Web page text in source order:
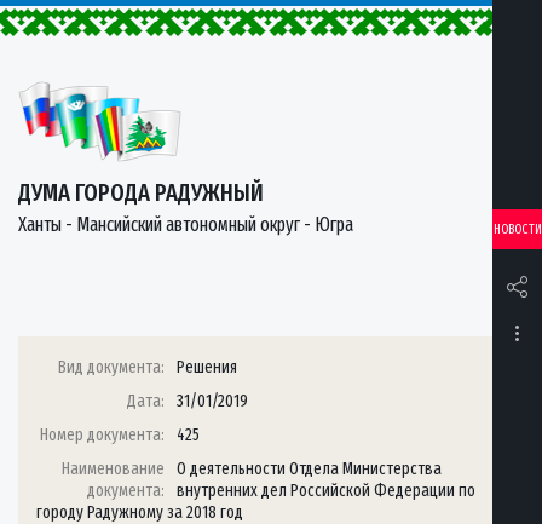
ДУМА ГОРОДА РАДУЖНЫЙ
Ханты - Мансийский автономный округ - Югра НОВОСТИ
Вид документа:
Решения
Дата:
31/01/2019
Номер документа:
425
Наименование
документа:
О деятельности Отдела Министерства
внутренних дел Российской Федерации по
городу Радужному за 2018 год